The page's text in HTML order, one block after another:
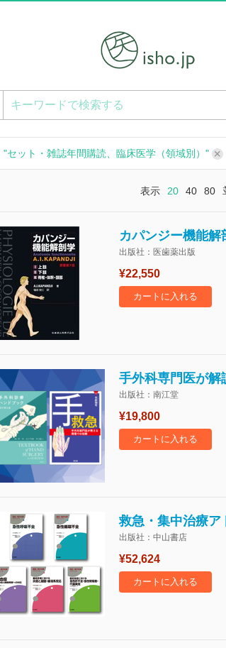
"セット・雑誌年間購読、臨床医学（領域別）"
表示 20 40 80
カパンジー機能
出版社：医歯薬出版
¥22,550
カートに入れる
手外科専門医が解
出版社：南江堂
¥19,800
カートに入れる
救急・集中治療
出版社：中山書店
¥52,624
カートに入れる